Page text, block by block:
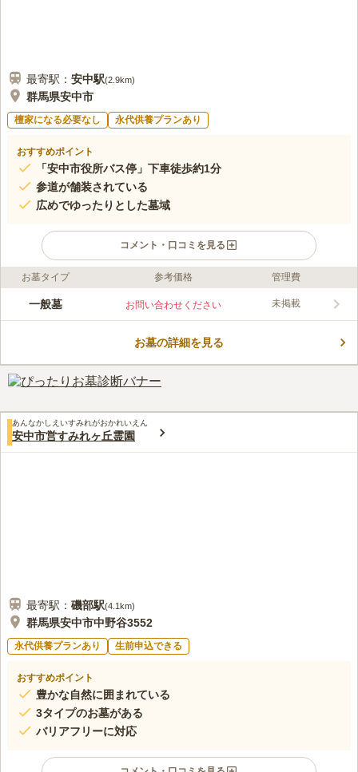
最寄駅： 安中駅(2.9km)
群馬県安中市
檀家になる必要なし 永代供養プランあり
おすすめポイント
「安中市役所バス停」下車徒歩約1分
参道が舗装されている
広めでゆったりとした墓域
コメント・口コミを見る
ライフドット編集部のコメント
安中市の中心部に位置する共同墓地です。宗教不問で建墓するこ
水替えやお墓のお掃除に便利です。徒歩圏内に飲食店が多く点在
に近く、駐車場が完備されているため車でのお参りもおすすめで
す。
口コミ評価
お墓タイプ 参考価格 管理費
一般墓 お問い合わせください 未掲載
お墓の詳細を見る
あんなかしえいすみれがおかれいえん
安中市営すみれヶ丘霊園
最寄駅： 磯部駅(4.1km)
群馬県安中市中野谷3552
永代供養プランあり 生前申込できる
おすすめポイント
豊かな自然に囲まれている
3タイプのお墓がある
バリアフリーに対応